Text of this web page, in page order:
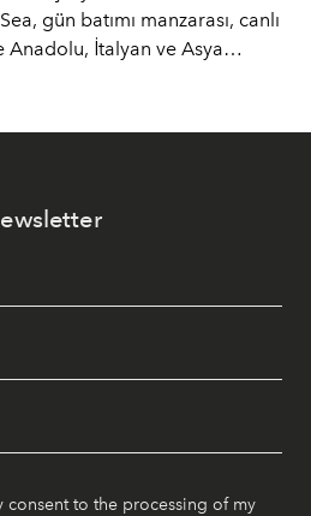
, gün batımı manzarası, canlı
Anadolu, İtalyan ve Asya
consent to the processing of my